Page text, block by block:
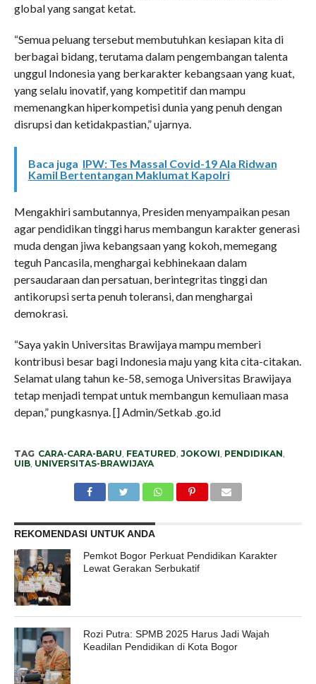
global yang sangat ketat.
“Semua peluang tersebut membutuhkan kesiapan kita di
berbagai bidang, terutama dalam pengembangan talenta
unggul Indonesia yang berkarakter kebangsaan yang kuat,
yang selalu inovatif, yang kompetitif dan mampu
memenangkan hiperkompetisi dunia yang penuh dengan
disrupsi dan ketidakpastian,” ujarnya.
Baca juga IPW: Tes Massal Covid-19 Ala Ridwan
Kamil Bertentangan Maklumat Kapolri
Mengakhiri sambutannya, Presiden menyampaikan pesan
agar pendidikan tinggi harus membangun karakter generasi
muda dengan jiwa kebangsaan yang kokoh, memegang
teguh Pancasila, menghargai kebhinekaan dalam
persaudaraan dan persatuan, berintegritas tinggi dan
antikorupsi serta penuh toleransi, dan menghargai
demokrasi.
“Saya yakin Universitas Brawijaya mampu memberi
kontribusi besar bagi Indonesia maju yang kita cita-citakan.
Selamat ulang tahun ke-58, semoga Universitas Brawijaya
tetap menjadi tempat untuk membangun kemuliaan masa
depan,” pungkasnya. [] Admin/Setkab .go.id
TAG CARA-CARA-BARU FEATURED JOKOWI PENDIDIKAN
UIB, UNIVERSITAS-BRAWIJAYA
REKOMENDASI UNTUK ANDA
Pemkot Bogor Perkuat Pendidikan Karakter
Lewat Gerakan Serbukatif
Rozi Putra: SPMB 2025 Harus Jadi Wajah
Keadilan Pendidikan di Kota Bogor